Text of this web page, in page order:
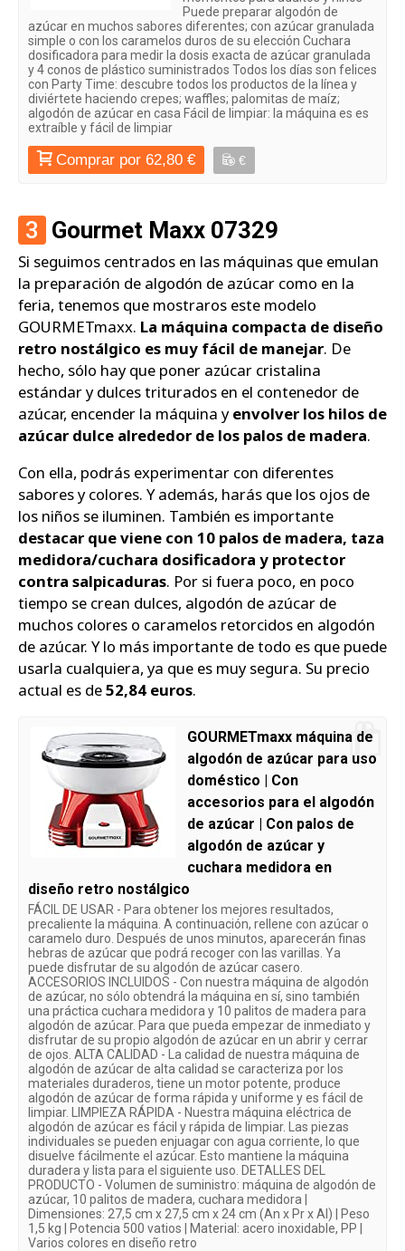
Puede preparar algodón de
azúcar en muchos sabores diferentes; con azúcar granulada
simple o con los caramelos duros de su elección Cuchara
dosificadora para medir la dosis exacta de azúcar granulada
y 4 conos de plástico suministrados Todos los días son felices
con Party Time: descubre todos los productos de la línea y
diviértete haciendo crepes; waffles; palomitas de maíz;
algodón de azúcar en casa Fácil de limpiar: la máquina es es
extraíble y fácil de limpiar
Comprar por 62,80 € €
3 Gourmet Maxx 07329
Si seguimos centrados en las máquinas que emulan
la preparación de algodón de azúcar como en la
feria, tenemos que mostraros este modelo
GOURMETmaxx. La máquina compacta de diseño
retro nostálgico es muy fácil de manejar. De
hecho, sólo hay que poner azúcar cristalina
estándar y dulces triturados en el contenedor de
azúcar, encender la máquina yenvolver los hilos de
azúcar dulce alrededor de los palos de madera.
Con ella, podrás experimentar con diferentes
sabores y colores. Y además, harás que los ojos de
los niños se iluminen. También es importante
destacar que viene con 10 palos de madera, taza
medidora/cuchara dosificadora y protector
contra salpicaduras. Por si fuera poco, en poco
tiempo se crean dulces, algodón de azúcar de
muchos colores o caramelos retorcidos en algodón
de azúcar. Y lo más importante de todo es que puede
usarla cualquiera, ya que es muy segura. Su precio
actual es de52,84 euros.
GOURMETmaxx máquina de
algodón de azúcar para uso
doméstico | Con
accesorios para el algodón
de azúcar | Con palos de
algodón de azúcar y
cuchara medidora en
diseño retro nostálgico
FÁCIL DE USAR - Para obtener los mejores resultados,
precaliente la máquina. A continuación, rellene con azúcar o
caramelo duro. Después de unos minutos, aparecerán finas
hebras de azúcar que podrá recoger con las varillas. Ya
puede disfrutar de su algodón de azúcar casero.
ACCESORIOS INCLUIDOS - Con nuestra máquina de algodón
de azúcar, no sólo obtendrá la máquina en sí, sino también
una práctica cuchara medidora y 10 palitos de madera para
algodón de azúcar. Para que pueda empezar de inmediato y
disfrutar de su propio algodón de azúcar en un abrir y cerrar
de ojos. ALTA CALIDAD - La calidad de nuestra máquina de
algodón de azúcar de alta calidad se caracteriza por los
materiales duraderos, tiene un motor potente, produce
algodón de azúcar de forma rápida y uniforme y es fácil de
limpiar. LIMPIEZA RÁPIDA - Nuestra máquina eléctrica de
algodón de azúcar es fácil y rápida de limpiar. Las piezas
individuales se pueden enjuagar con agua corriente, lo que
disuelve fácilmente el azúcar. Esto mantiene la máquina
duradera y lista para el siguiente uso. DETALLES DEL
PRODUCTO - Volumen de suministro: máquina de algodón de
azúcar, 10 palitos de madera, cuchara medidora |
Dimensiones: 27,5 cm x 27,5 cm x 24 cm (An x Pr x Al) | Peso
1,5 kg | Potencia 500 vatios | Material: acero inoxidable, PP |
Varios colores en diseño retro